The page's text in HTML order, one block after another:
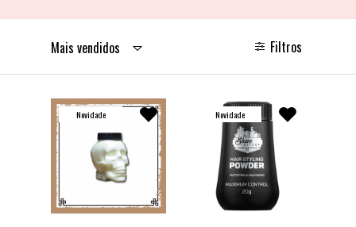
Mais vendidos Filtros
Novidade Novidade